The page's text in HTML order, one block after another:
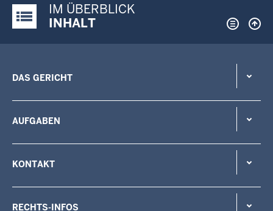
Justiz-Portal im Überblick:
IM ÜBERBLICK
INHALT
DAS GERICHT
AUFGABEN
KONTAKT
RECHTS-INFOS